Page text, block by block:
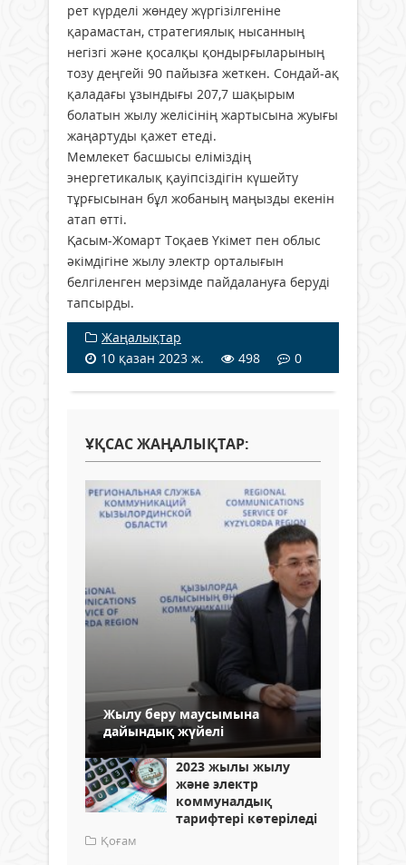
рет күрделі жөндеу жүргізілгеніне
қарамастан, стратегиялық нысанның
негізгі және қосалқы қондырғыларының
тозу деңгейі 90 пайызға жеткен. Сондай-ақ
қаладағы ұзындығы 207,7 шақырым
болатын жылу желісінің жартысына жуығы
жаңартуды қажет етеді.
Мемлекет басшысы еліміздің
энергетикалық қауіпсіздігін күшейту
тұрғысынан бұл жобаның маңызды екенін
атап өтті.
Қасым-Жомарт Тоқаев Үкімет пен облыс
әкімдігіне жылу электр орталығын
белгіленген мерзімде пайдалануға беруді
тапсырды.
Жаңалықтар
10 қазан 2023 ж.
498 0
ҰҚСАС ЖАҢАЛЫҚТАР:
Жылу беру маусымына
дайындық жүйелі
2023 жылы жылу
және электр
коммуналдық
тарифтері көтеріледі
Қоғам